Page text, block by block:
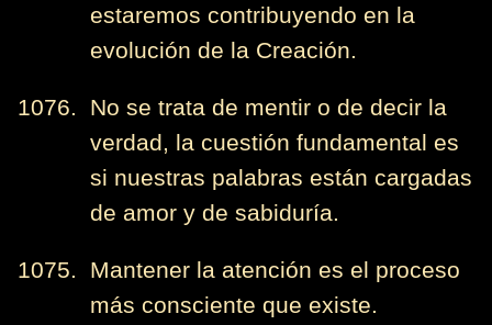
estaremos contribuyendo en la
evolución de la Creación.
1076. No se trata de mentir o de decir la
verdad, la cuestión fundamental es
si nuestras palabras están cargadas
de amor y de sabiduría.
1075. Mantener la atención es el proceso
más consciente que existe.